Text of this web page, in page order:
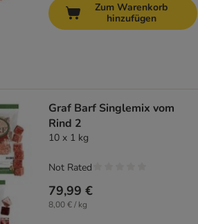
Zum Warenkorb
hinzufügen
Graf Barf Singlemix vom
Rind 2
10 x 1 kg
79,99 €
8,00 € / kg
Not Rated